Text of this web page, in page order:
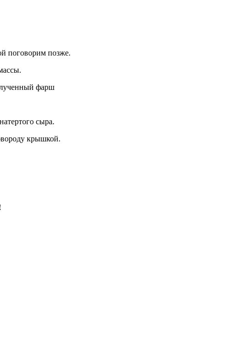
поговорим позже.
фарш
сыра.
крышкой.